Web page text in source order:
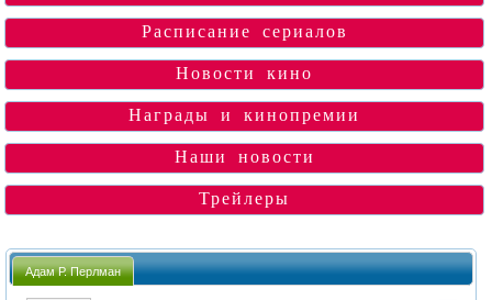
Расписание сериалов
Новости кино
Награды и кинопремии
Наши новости
Трейлеры
Адам Р. Перлман